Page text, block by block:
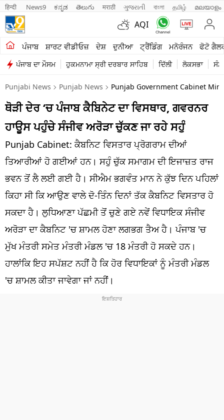
हिन्दी News9 ಕನ್ನಡ తెలుగు मराठी ગુજરાતી বাংলা தமிழ் മലയാളം
AQI
ਪੰਜਾਬ ਸ਼ਾਰਟ ਵੀਡੀਓਜ਼ ਦੇਸ਼ ਦੁਨੀਆ ਟ੍ਰੈਂਡਿੰਗ ਮਨੋਰੰਜਨ ਫੋਟੋ
ਪੰਜਾਬ ਦਾ ਮੌਸਮ ਹੁਕਮਨਾਮਾ ਸ੍ਰੀ ਦਰਬਾਰ ਸਾਹਿਬ ਦਿੱਲੀ ਲੋਕਸਭਾ
ਖੇਤੀਬਾੜੀ
ਸ਼ਾਰਟ ਵੀਡੀਓਜ਼
ਕਾਰੋਬਾਰ
ਕਰਿਅਰ
ਮਨੋਰੰਜਨ
ਦੇਸ਼
ਲਾਈਫ ਸਟਾਈਲ
ਧਰਮ
ਖੇਡਾਂ
Punjabi News Punjab News Punjab Government Cabinet
ਥੋੜੀ ਦੇਰ ‘ਚ ਪੰਜਾਬ ਕੈਬਿਨੇਟ ਦਾ ਵਿਸਥਾਰ, ਗਵਰਨਰ
ਹਾਊਸ ਪਹੁੰਚੇ ਸੰਜੀਵ ਅਰੋੜਾ ਚੁੱਕਣ ਜਾ ਰਹੇ ਸਹੁੰ
Punjab Cabinet: ਕੈਬਨਿਟ ਵਿਸਤਾਰ ਪ੍ਰੋਗਰਾਮ ਦੀਆਂ
ਤਿਆਰੀਆਂ ਹੋ ਗਈਆਂ ਹਨ। ਸਹੁੰ ਚੁੱਕ ਸਮਾਗਮ ਦੀ ਇਜਾਜ਼ਤ ਰਾਜ
ਭਵਨ ਤੋਂ ਲੈ ਲਈ ਗਈ ਹੈ। ਸੀਐਮ ਭਗਵੰਤ ਮਾਨ ਨੇ ਕੁੱਝ ਦਿਨ ਪਹਿਲਾਂ
ਕਿਹਾ ਸੀ ਕਿ ਆਉਣ ਵਾਲੇ ਦੋ-ਤਿੰਨ ਦਿਨਾਂ ਤੱਕ ਕੈਬਨਿਟ ਵਿਸਤਾਰ ਹੋ
ਸਕਦਾ ਹੈ। ਲੁਧਿਆਣਾ ਪੱਛਮੀ ਤੋਂ ਚੁਣੇ ਗਏ ਨਵੇਂ ਵਿਧਾਇਕ ਸੰਜੀਵ
ਅਰੋੜਾ ਦਾ ਕੈਬਨਿਟ 'ਚ ਸ਼ਾਮਲ ਹੋਣਾ ਲਗਭਗ ਤੈਅ ਹੈ। ਪੰਜਾਬ 'ਚ
ਮੁੱਖ ਮੰਤਰੀ ਸਮੇਤ ਮੰਤਰੀ ਮੰਡਲ 'ਚ 18 ਮੰਤਰੀ ਹੋ ਸਕਦੇ ਹਨ।
ਹਾਲਾਂਕਿ ਇਹ ਸਪੱਸ਼ਟ ਨਹੀਂ ਹੈ ਕਿ ਹੋਰ ਵਿਧਾਇਕਾਂ ਨੂੰ ਮੰਤਰੀ ਮੰਡਲ
'ਚ ਸ਼ਾਮਲ ਕੀਤਾ ਜਾਵੇਗਾ ਜਾਂ ਨਹੀਂ।